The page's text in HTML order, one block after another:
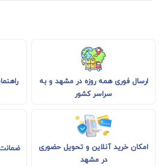
ارسال فوری همه روزه در مشهد و به
سراسر کشور
امکان خرید آنلاین و تحویل حضوری
در مشهد